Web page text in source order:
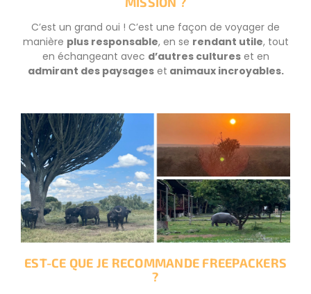
C’est un grand oui ! C’est une façon de voyager de
manière plus responsable, en se rendant utile, tout
en échangeant avec d’autres cultureset en
admirant des paysageset animaux incroyables.
EST-CE QUE JE RECOMMANDE FREEPACKERS
?